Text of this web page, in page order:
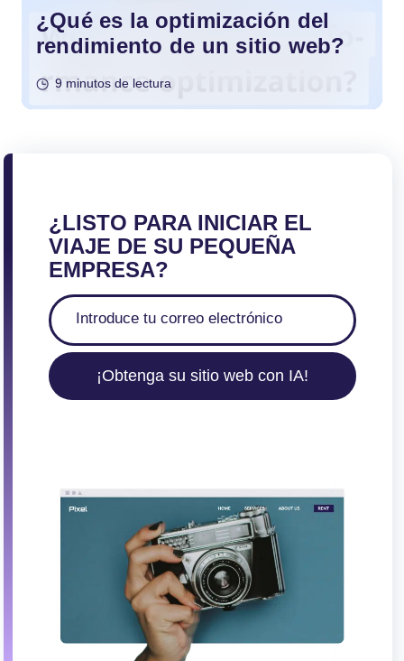
¿Qué es la optimización del
rendimiento de un sitio web?
9 minutos de lectura
¿LISTO PARA INICIAR EL
VIAJE DE SU PEQUEÑA
EMPRESA?
¡Obtenga su sitio web con IA!